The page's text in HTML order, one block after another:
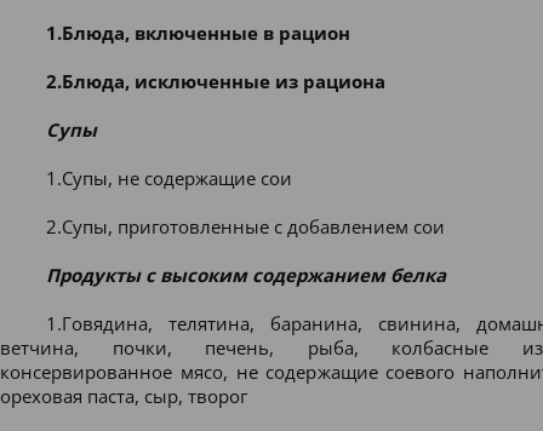
1.Блюда, включенные в рацион
2.Блюда, исключенные из рациона
Супы
1.Супы, не содержащие сои
2.Супы, приготовленные с добавлением сои
Продукты с высоким содержанием белка
1.Говядина, телятина, баранина, свинина,
ветчина, почки, печень, рыба, колбасные
консервированное мясо, не содержащие соевого
ореховая паста, сыр, творог